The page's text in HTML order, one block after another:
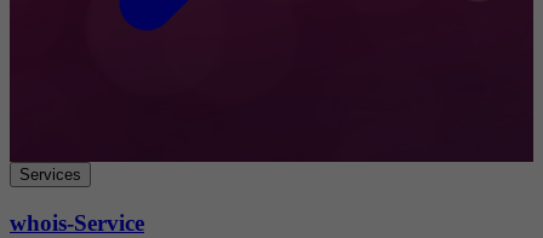
Services
whois-Service